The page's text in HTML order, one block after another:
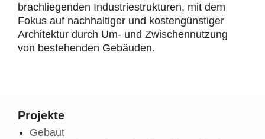
brachliegenden Industriestrukturen, mit dem
Fokus auf nachhaltiger und kostengünstiger
Architektur durch Um- und Zwischennutzung
von bestehenden Gebäuden.
Projekte
Gebaut